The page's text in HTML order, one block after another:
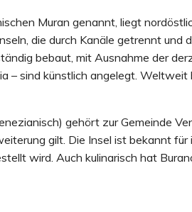
Muran genannt, liegt
die durch Kanäle getrennt und
bebaut, mit Ausnahme der
– sind künstlich angelegt.
gehört zur Gemeinde
gilt. Die Insel ist bekannt
wird. Auch kulinarisch hat